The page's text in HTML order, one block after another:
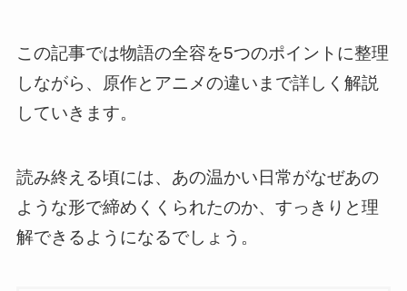
この記事では物語の全容を5つのポイントに整理
しながら、原作とアニメの違いまで詳しく解説
していきます。
読み終える頃には、あの温かい日常がなぜあの
ような形で締めくくられたのか、すっきりと理
解できるようになるでしょう。